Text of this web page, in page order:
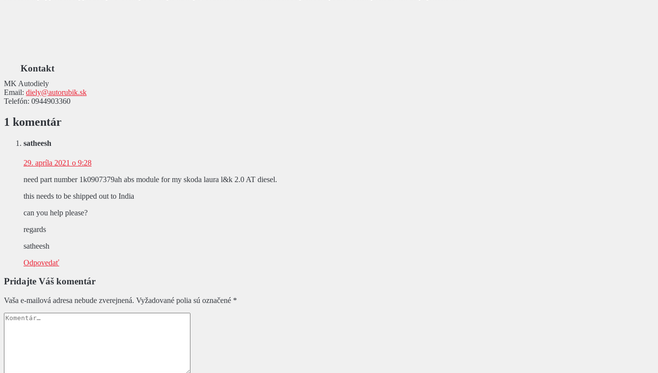
Kontakt
MK Autodiely
Email: diely@autorubik.sk
Telefón: 0944903360
1 komentár
satheesh
29. apríla 2021 o 9:28
need part number 1k0907379ah abs module for my skoda laura l&k 2.0 AT diesel.
this needs to be shipped out to India
can you help please?
regards
satheesh
Odpovedať
Pridajte Váš komentár
Vaša e-mailová adresa nebude zverejnená. Vyžadované polia sú označené *